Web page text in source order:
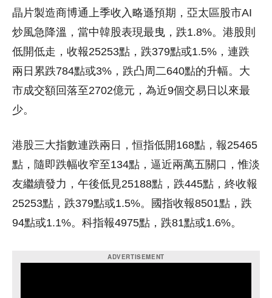
晶片製造商博通上季收入略遜預期，亞太區股市AI
炒風急降溫，當中韓股表現最曳，跌1.8%。港股則
低開低走，收報25253點，跌379點或1.5%，連跌
兩日累跌784點或3%，跌凸周二640點的升幅。大
市成交額回落至2702億元，為近9個交易日以來最
少。
港股三大指數連跌兩日，恒指低開168點，報25465
點，隨即跌幅收窄至134點，逼近兩萬五關口，惟淡
友繼續發力，午後低見25188點，跌445點，終收報
25253點，跌379點或1.5%。國指收報8501點，跌
94點或1.1%。科指報4975點，跌81點或1.6%。